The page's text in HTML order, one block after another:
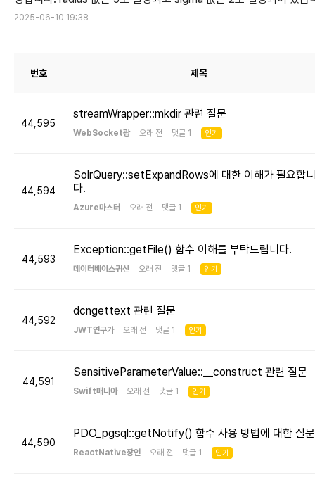
2025-06-10 19:38
번호 제목
44,595
streamWrapper::mkdir 관련 질문
WebSocket광 오래 전 댓글 1 인기
44,594
SolrQuery::setExpandRows에 대한 이해가 필요합니
다.
Azure마스터 오래 전 댓글 1 인기
44,593
Exception::getFile() 함수 이해를 부탁드립니다.
데이터베이스귀신 오래 전 댓글 1 인기
44,592
dcngettext 관련 질문
JWT연구가 오래 전 댓글 1 인기
44,591
SensitiveParameterValue::__construct 관련 질문
Swift매니아 오래 전 댓글 1 인기
44,590
PDO_pgsql::getNotify() 함수 사용 방법에 대한 질문
ReactNative장인 오래 전 댓글 1 인기